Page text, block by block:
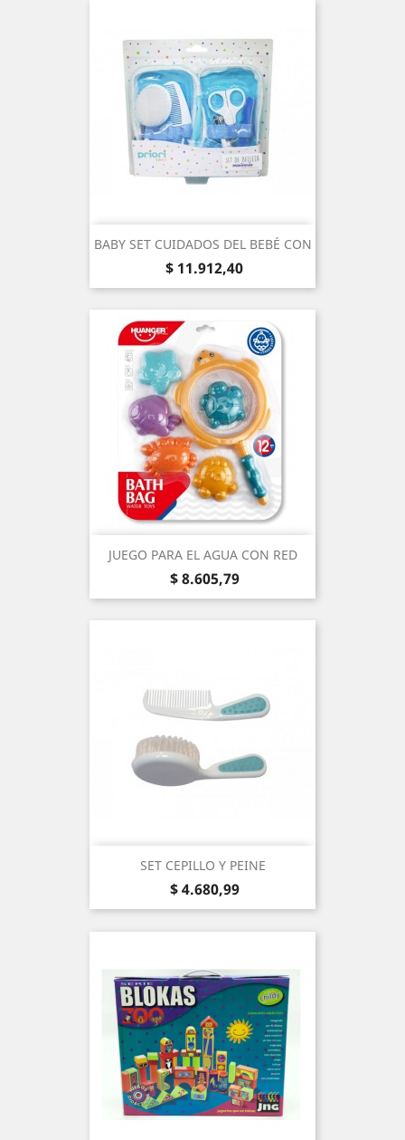
BABY SET CUIDADOS DEL BEBÉ CON
Precio
$ 11.912,40
JUEGO PARA EL AGUA CON RED
Precio
$ 8.605,79
SET CEPILLO Y PEINE
Precio
$ 4.680,99